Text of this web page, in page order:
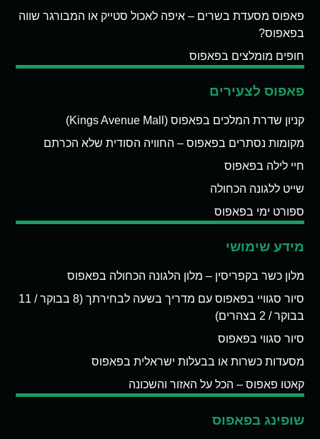
פאפוס מסעדת בשרים – איפה לאכול סטייק או המבורגר שווה
בפאפוס?
חופים מומלצים בפאפוס
פאפוס לצעירים
קניון שדרת המלכים בפאפוס (Kings Avenue Mall)
מקומות נסתרים בפאפוס – החוויה הסודית שלא הכרתם
חיי לילה בפאפוס
שייט ללגונה הכחולה
ספורט ימי בפאפוס
מידע שימושי
מלון כשר בקפריסין – מלון הלגונה הכחולה בפאפוס
סיור סגוויי בפאפוס עם מדריך בשעה לבחירתך (8 בבוקר / 11
בבוקר / 2 בצהרים)
סיור סגווי בפאפוס
מסעדות כשרות או בבעלות ישראלית בפאפוס
קאטו פאפוס – הכל על האזור והשכונה
שופינג בפאפוס